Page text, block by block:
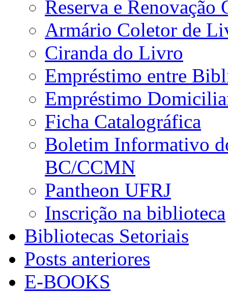
Reserva e Renovação
Armário Coletor de
Ciranda do Livro
Empréstimo entre
Empréstimo
Ficha Catalográfica
Boletim Informativo
BC/CCMN
Pantheon UFRJ
Inscrição na biblioteca
Bibliotecas Setoriais
Posts anteriores
E-BOOKS